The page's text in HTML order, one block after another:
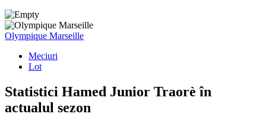
Olympique Marseille
Meciuri
Lot
Statistici Hamed Junior Traorè în
actualul sezon